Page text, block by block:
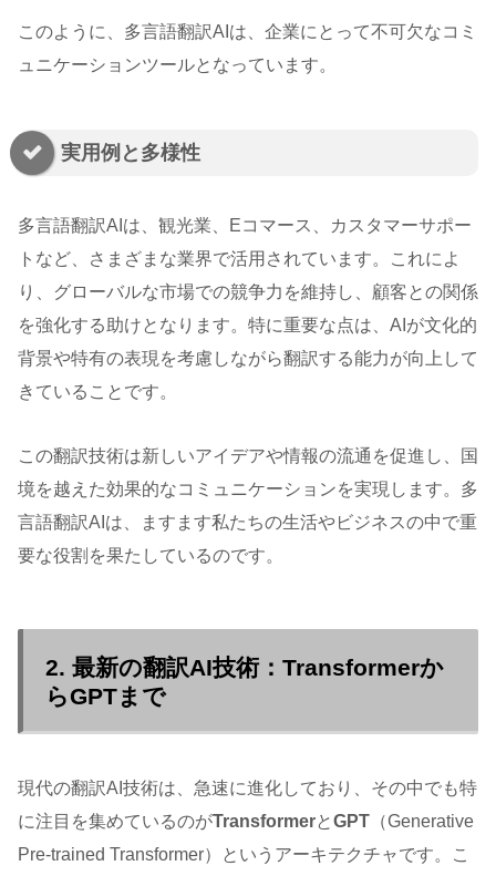
このように、多言語翻訳AIは、企業にとって不可欠なコミ
ュニケーションツールとなっています。
実用例と多様性
多言語翻訳AIは、観光業、Eコマース、カスタマーサポー
トなど、さまざまな業界で活用されています。これによ
り、グローバルな市場での競争力を維持し、顧客との関係
を強化する助けとなります。特に重要な点は、AIが文化的
背景や特有の表現を考慮しながら翻訳する能力が向上して
きていることです。
この翻訳技術は新しいアイデアや情報の流通を促進し、国
境を越えた効果的なコミュニケーションを実現します。多
言語翻訳AIは、ますます私たちの生活やビジネスの中で重
要な役割を果たしているのです。
2. 最新の翻訳AI技術：Transformerか
らGPTまで
現代の翻訳AI技術は、急速に進化しており、その中でも特
に注目を集めているのがTransformerとGPT （Generative
Pre-trained Transformer）というアーキテクチャです。こ